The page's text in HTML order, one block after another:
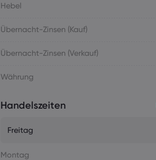
Hebel
Übernacht-Zinsen (Kauf)
Übernacht-Zinsen (Verkauf)
Währung
Handelszeiten
Freitag
Montag